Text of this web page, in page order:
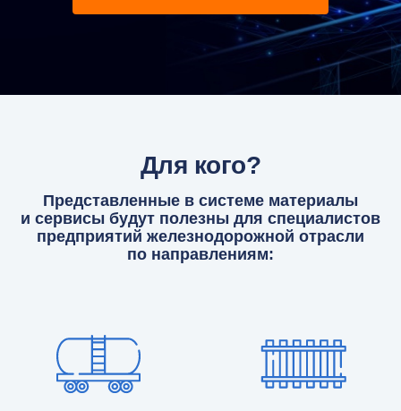
Для кого?
Представленные в системе материалы
и сервисы будут полезны для специалистов
предприятий железнодорожной отрасли
по направлениям: